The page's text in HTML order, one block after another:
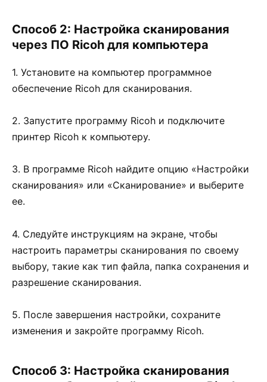
Способ 2: Настройка сканирования
через ПО Ricoh для компьютера
1. Установите на компьютер программное
обеспечение Ricoh для сканирования.
2. Запустите программу Ricoh и подключите
принтер Ricoh к компьютеру.
3. В программе Ricoh найдите опцию «Настройки
сканирования» или «Сканирование» и выберите
ее.
4. Следуйте инструкциям на экране, чтобы
настроить параметры сканирования по своему
выбору, такие как тип файла, папка сохранения и
разрешение сканирования.
5. После завершения настройки, сохраните
изменения и закройте программу Ricoh.
Способ 3: Настройка сканирования